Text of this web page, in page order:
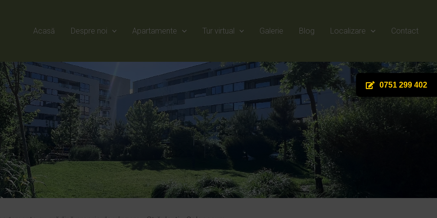
0751 299 402
Acasă Despre noi Apartamente Tur virtual Galerie Blog Localizare Contact